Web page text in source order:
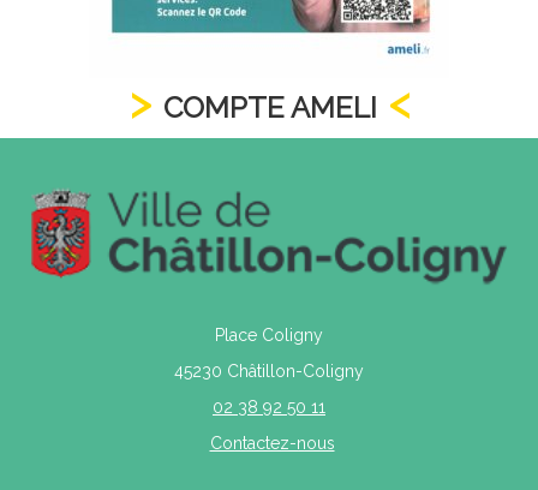
COMPTE AMELI
Place Coligny
45230 Châtillon-Coligny
02 38 92 50 11
Contactez-nous